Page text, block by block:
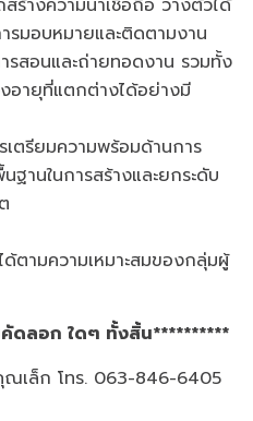
ร้างความน่าเชื่อถือ วางตัวได้
รมอบหมายและติดตามงาน
รสอนและถ่ายทอดงาน รวมทั้ง
อายุที่แตกต่างได้อย่างมี
ตรียมความพร้อมด้านการ
ฐานในการสร้างและยกระดับ
ด้ตามความเหมาะสมของกลุ่มผู้
ดลอก ใดๆ ทั้งสิ้น**********
ณเล็ก โทร. 063-846-6405